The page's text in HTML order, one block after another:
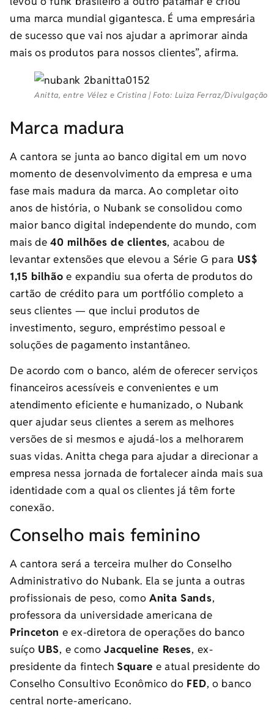
uma marca mundial gigantesca. É uma empresária
de sucesso que vai nos ajudar a aprimorar ainda
mais os produtos para nossos clientes”, afirma.
Anitta, entre Vélez e Cristina | Foto: Luiza Ferraz/Divulgação
Marca madura
A cantora se junta ao banco digital em um novo
momento de desenvolvimento da empresa e uma
fase mais madura da marca. Ao completar oito
anos de história, o Nubank se consolidou como
maior banco digital independente do mundo, com
mais de40 milhões de clientes, acabou de
levantar extensões que elevou a Série G para US$
1,15 bilhão e expandiu sua oferta de produtos do
cartão de crédito para um portfólio completo a
seus clientes — que inclui produtos de
investimento, seguro, empréstimo pessoal e
soluções de pagamento instantâneo.
De acordo com o banco, além de oferecer serviços
financeiros acessíveis e convenientes e um
atendimento eficiente e humanizado, o Nubank
quer ajudar seus clientes a serem as melhores
versões de si mesmos e ajudá-los a melhorarem
suas vidas. Anitta chega para ajudar a direcionar a
empresa nessa jornada de fortalecer ainda mais sua
identidade com a qual os clientes já têm forte
conexão.
Conselho mais feminino
A cantora será a terceira mulher do Conselho
Administrativo do Nubank. Ela se junta a outras
profissionais de peso, comoAnita Sands,
professora da universidade americana de
Princeton e ex-diretora de operações do banco
suíço UBS, e comoJacqueline Reses, ex-
presidente da fintech Square e atual presidente do
Conselho Consultivo Econômico do FED, o banco
central norte-americano.